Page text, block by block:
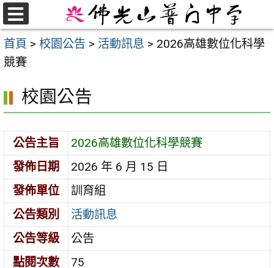
跳
至
主
要
首頁 > 校園公告 > 活動訊息 > 2026高雄數位化科學
競賽
校園公告
公告主旨
2026高雄數位化科學競賽
發佈日期
2026 年 6 月 15 日
發佈單位
訓育組
公告類別
活動訊息
公告等級
公告
點閱次數
75
選
單